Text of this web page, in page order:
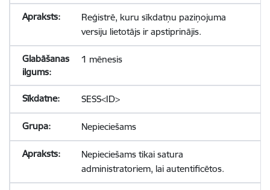
Reģistrē, kuru sīkdatņu paziņojuma
versiju lietotājs ir apstiprinājis.
1 mēnesis
SESS<ID>
Nepieciešams
Nepieciešams tikai satura
administratoriem, lai autentificētos.